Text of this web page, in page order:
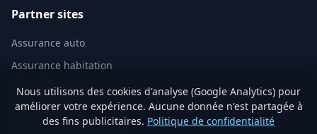
Partner sites
Assurance auto
Assurance habitation
Mutuelle santé
Assurance vie
Nous utilisons des cookies d'analyse (Google Analytics) pour
améliorer votre expérience. Aucune donnée n'est partagée à
des fins publicitaires. Politique de confidentialité